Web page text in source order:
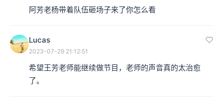
阿芳老杨带着队伍砸场子来了你怎么看
Lucas
2023-07-29 21:12:51
希望王芳老师能继续做节目，老师的声音真的太治愈
了。